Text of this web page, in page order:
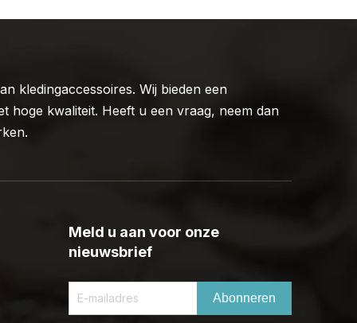
kledingaccessoires. Wij bieden een
hoge kwaliteit. Heeft u een vraag, neem dan
Meld u aan voor onze
nieuwsbrief
Abonneren